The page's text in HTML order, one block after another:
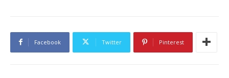
Facebook Twitter Pinterest